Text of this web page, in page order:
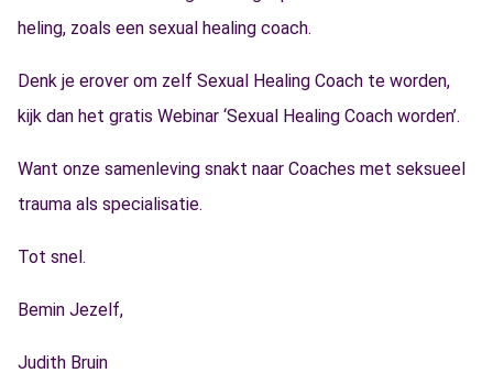
heling, zoals een sexual healing coach.
Denk je erover om zelf Sexual Healing Coach te worden,
kijk dan het gratis Webinar ‘Sexual Healing Coach worden’.
Want onze samenleving snakt naar Coaches met seksueel
trauma als specialisatie.
Tot snel.
Bemin Jezelf,
Judith Bruin